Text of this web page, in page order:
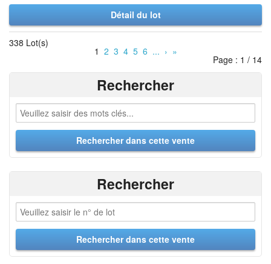
Détail du lot
338 Lot(s)
1 2 3 4 5 6 ... › »
Page : 1 / 14
Rechercher
Rechercher